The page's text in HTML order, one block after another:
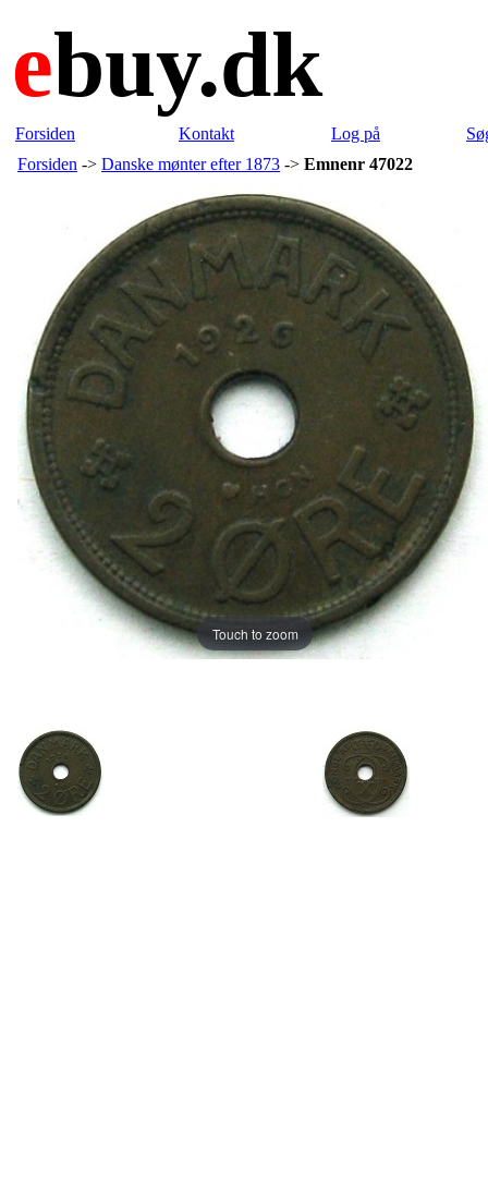
ebuy.dk
Forsiden Kontakt Log på
Forsiden -> Danske mønter efter 1873 -> Emnenr 47022
Touch to zoom